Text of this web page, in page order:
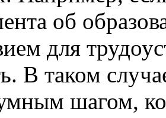
об
для
В таком
шагом,